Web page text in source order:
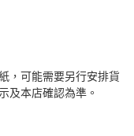
，可能需要另行安排貨
及本店確認為準。